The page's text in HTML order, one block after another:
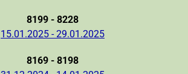
8199 - 8228
15.01.2025 - 29.01.2025
8169 - 8198